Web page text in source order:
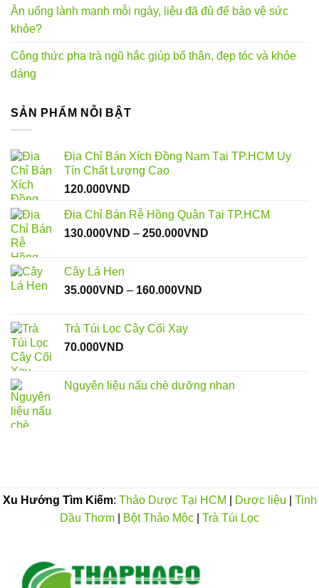
Ăn uống lành mạnh mỗi ngày, liệu đã đủ để bảo vệ sức
khỏe?
Công thức pha trà ngũ hắc giúp bổ thận, đẹp tóc và khỏe
dáng
SẢN PHẨM NỖI BẬT
Địa Chỉ Bán Xích Đồng Nam Tại TP.HCM Uy
Tín Chất Lượng Cao
120.000VND
Địa Chỉ Bán Rễ Hồng Quân Tại TP.HCM
130.000VND – 250.000VND
Cây Lá Hen
35.000VND – 160.000VND
Trà Túi Lọc Cây Cối Xay
70.000VND
Nguyên liệu nấu chè dưỡng nhan
Xu Hướng Tìm Kiếm: Thảo Dược Tại HCM Dược liệu
Tinh
Dầu Thơm
Bột Thảo Mộc Trà Túi Lọc